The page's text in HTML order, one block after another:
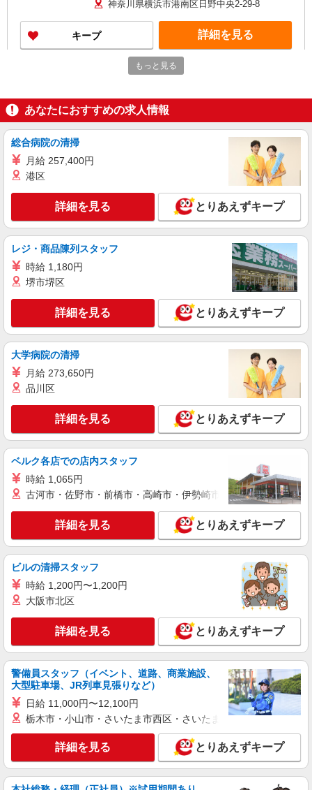
時間 （18:00〜翌07:59の時間帯） ・ICT手
当:2,000円/月 ・深夜割増は別途支給 ・ケア→ケ
アの移動時間も賃金（時給）を支給 ※給与幅は資
格・経験等による
神奈川県横浜市港南区日野中央2-29-8
キープ 詳細を見る
訪問入浴 介護スタッフ（ヘルパー）
時給1,272円〜1,799円 ★土・祝日は時給100円
アップ！ ※給与幅は資格・経験等による
神奈川県横浜市港南区日野中央2-29-8
詳細を見る
ツクイ横浜港南台（訪問介護）
訪問介護 ホームヘルパー 平日限定
時給1,305円〜1,892円 ・特定事業所加算手
当:60円/時間 ・身体介護手当:500円/時間 ・早朝夜
間深夜手当:300円/時間 （18:00〜翌07:59の時間
帯） ・ICT手当:2,000円/月 ・深夜割増は別途支給
・ケア→ケアの移動時間も賃金（時給）を支給 ※
給与幅は資格・経験等による
神奈川県横浜市港南区港南台7-50-2
キープ 詳細を見る
ツクイ横浜港南台（訪問介護）
訪問介護 ホームヘルパー
アップ！ ・特定事業所加算手当:60円/時間 ・身体
介護手当:500円/時間 ・早朝夜間深夜手当:300円/
時間 （18:00〜翌07:59の時間帯） ・ICT手
当:2,000円/月 ・深夜割増は別途支給 ・ケア→ケ
アの移動時間も賃金（時給）を支給 ※給与幅は資
神奈川県横浜市港南区港南台7-50-2
キープ
パート
ツクイ横浜港南（訪問入浴）
訪問入浴 介護スタッフ（オペレーター）
時給1,225円〜1,819円 ★土・祝日は時給100円
アップ！ ※給与幅は資格・経験等による
神奈川県横浜市港南区日野中央2-29-8
キープ 詳細を見る
パート
登録ヘルパー
【介護福祉士】 時給1,600円 ◎週20時間以上
勤務（社保加入者）の場合は時給1,650円 ＊早朝
夜間（〜8:00、18:00〜）：時給2,000円〜 ＊日曜
祝日：時給1,900円〜 【実務者研修・初任者研修
（ヘルパー1級・2級）】 時給1,520円 ◎週20時間
以上勤務（社保加入者）の場合は時給1,570円 ＊
早朝夜間（〜8:00、18:00〜）：時給1,900円〜 ＊
日曜祝日：時給1,820円〜 ◎身体介助、生活援助
が同時給 ◎キャンセル手当：職務時給の60％支給
神奈川県横浜市港南区笹下3丁目13-14
詳細を見る
正社員
そんぽの家 横浜港南台/1057aa1
もっと見る
あなたにおすすめの求人情報
総合病院の清掃
月給 257,400円
港区
詳細を見る とりあえずキープ
レジ・商品陳列スタッフ
時給 1,180円
堺市堺区
詳細を見る とりあえずキープ
大学病院の清掃
月給 273,650円
品川区
詳細を見る とりあえずキープ
ベルク各店での店内スタッフ
時給 1,065円
古河市・佐野市・前橋市・高崎市・伊勢崎市・太田市・館林市
詳細を見る とりあえずキープ
ビルの清掃スタッフ
時給 1,200円〜1,200円
大阪市北区
詳細を見る とりあえずキープ
警備員スタッフ（イベント、道路、商業施設、
大型駐車場、JR列車見張りなど）
日給 11,000円〜12,100円
栃木市・小山市・さいたま市西区・さいたま市岩槻区・久喜市・
詳細を見る とりあえずキープ